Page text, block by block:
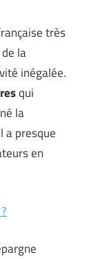
très
la
inégalée.
qui
la
a presque
en